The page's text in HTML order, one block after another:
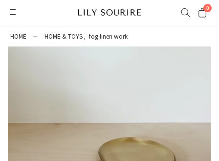
0
HOME HOME & TOYS fog linen work